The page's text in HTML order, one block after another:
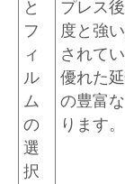
と
フ
ィ
ル
ム
の
選
択
プレス
度と強
されて
優れた
の豊富
ります。